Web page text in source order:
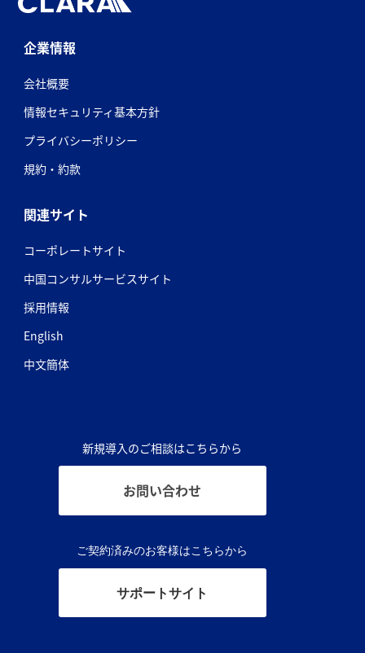
企業情報
会社概要
情報セキュリティ基本方針
プライバシーポリシー
規約・約款
関連サイト
コーポレートサイト
中国コンサルサービスサイト
採用情報
English
中文簡体
新規導入のご相談はこちらから
お問い合わせ
ご契約済みのお客様はこちらから
サポートサイト